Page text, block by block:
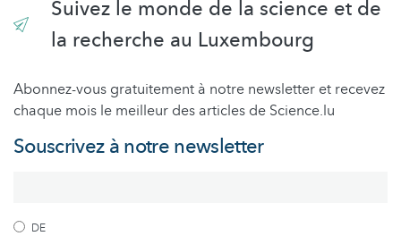
Suivez le monde de la science et de
la recherche au Luxembourg
Abonnez-vous gratuitement à notre newsletter et recevez
chaque mois le meilleur des articles de Science.lu
Souscrivez à notre newsletter
DE